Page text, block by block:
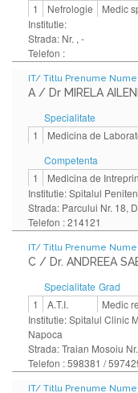
1
Nefrologie
Medic
Institutie:
Strada: Nr. , -
Telefon :
IT/ Titlu Prenume Nume
A / Dr MIRELA
Specialitate
1
Medicina de
Competenta
1
Medicina de
Institutie: Spitalul
Strada: Parcului Nr. 18,
Telefon : 214121
IT/ Titlu Prenume Nume
C / Dr. ANDREEA
Specialitate Grad
1
A.T.I.
Medic
Institutie: Spitalul Clinic
Napoca
Strada: Traian Mosoiu
Telefon : 598381 /
IT/ Titlu Prenume Nume